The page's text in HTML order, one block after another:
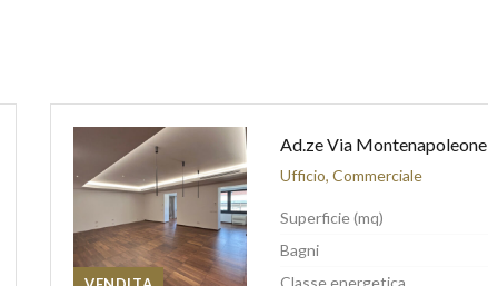
Ad.ze Via Montenapoleone
Ufficio, Commerciale
Superficie (mq)
Bagni
Classe energetica